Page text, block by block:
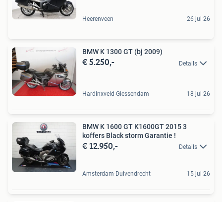
Heerenveen 26 jul 26
BMW K 1300 GT (bj 2009)
€ 5.250,- Details
Hardinxveld-Giessendam 18 jul 26
BMW K 1600 GT K1600GT 2015 3
koffers Black storm Garantie !
€ 12.950,- Details
Amsterdam-Duivendrecht 15 jul 26